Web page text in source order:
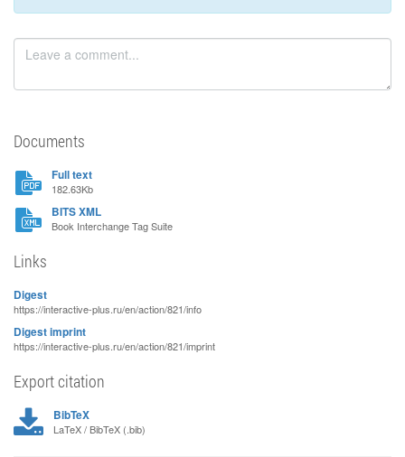
Documents
Full text
182.63Kb
BITS XML
Book Interchange Tag Suite
Links
Digest
https://interactive-plus.ru/en/action/821/info
Digest imprint
https://interactive-plus.ru/en/action/821/imprint
Export citation
BibTeX
LaTeX / BibTeX (.bib)